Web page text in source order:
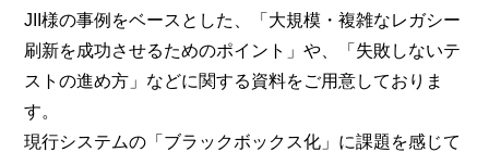
JII様の事例をベースとした、「大規模・複雑なレガシー
刷新を成功させるためのポイント」や、「失敗しないテ
ストの進め方」などに関する資料をご用意しておりま
す。
現行システムの「ブラックボックス化」に課題を感じて